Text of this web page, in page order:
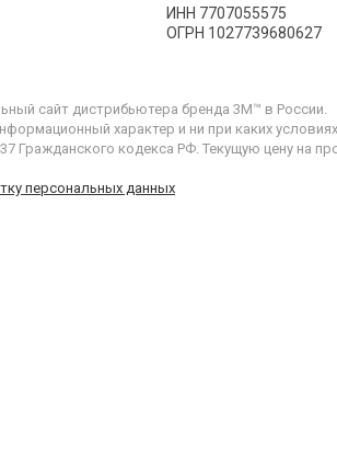
ИНН 7707055575
ОГРН 1027739680627
сайт дистрибьютера бренда 3M™ в России.
характер и ни при каких
Гражданского кодекса РФ. Текущую цену на
персональных данных